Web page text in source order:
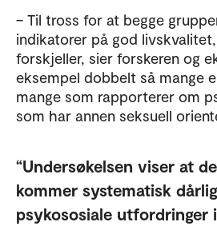
– Til tross for at begge
indikatorer på god
forskjeller, sier forskeren og
eksempel dobbelt så mange
mange som rapporterer om
som har annen seksuell
Undersøkelsen viser at
kommer systematisk
psykososiale utfordringer